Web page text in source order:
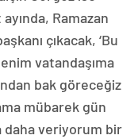
Ramazan
çıkacak, ‘Bu
vatandaşıma
bak göreceğiz
mübarek gün
daha veriyorum bir